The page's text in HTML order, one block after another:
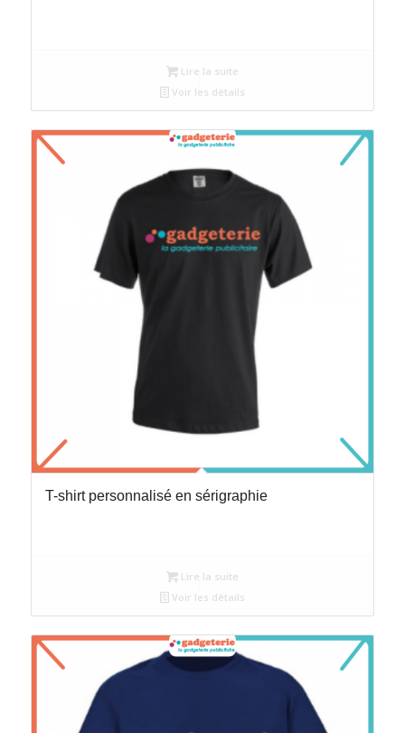
Lire la suite
Voir les détails
T-shirt personnalisé en sérigraphie
Lire la suite
Voir les détails